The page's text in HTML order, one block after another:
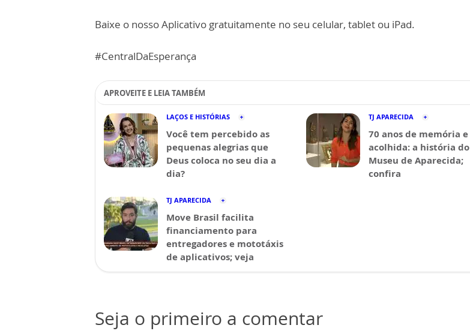
Baixe o nosso Aplicativo gratuitamente no seu celular, tablet ou iPad.
#CentralDaEsperança
APROVEITE E LEIA TAMBÉM
LAÇOS E HISTÓRIAS
Você tem percebido as
pequenas alegrias que
Deus coloca no seu dia a
dia?
TJ APARECIDA
70 anos de memória e
acolhida: a história do
Museu de Aparecida;
confira
TJ APARECIDA
Move Brasil facilita
financiamento para
entregadores e mototáxis
de aplicativos; veja
Seja o primeiro a comentar